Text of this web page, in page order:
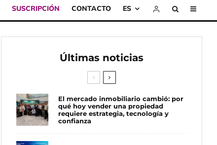
SUSCRIPCIÓN CONTACTO ES
Últimas noticias
El mercado inmobiliario cambió: por
qué hoy vender una propiedad
requiere estrategia, tecnología y
confianza